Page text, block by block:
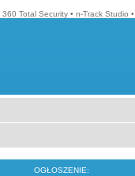
360 Total Security • n-Track Studio •
OGŁOSZENIE: